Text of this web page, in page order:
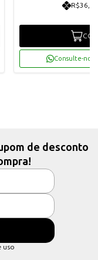
Consulte-nos
de desconto
uso